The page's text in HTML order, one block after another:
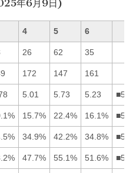
年6月9日)
4 5 6
26 62 35
172 147 161
5.01 5.73 5.23
15.7% 22.4% 16.1%
34.9% 42.2% 34.8%
47.7% 55.1% 51.6%